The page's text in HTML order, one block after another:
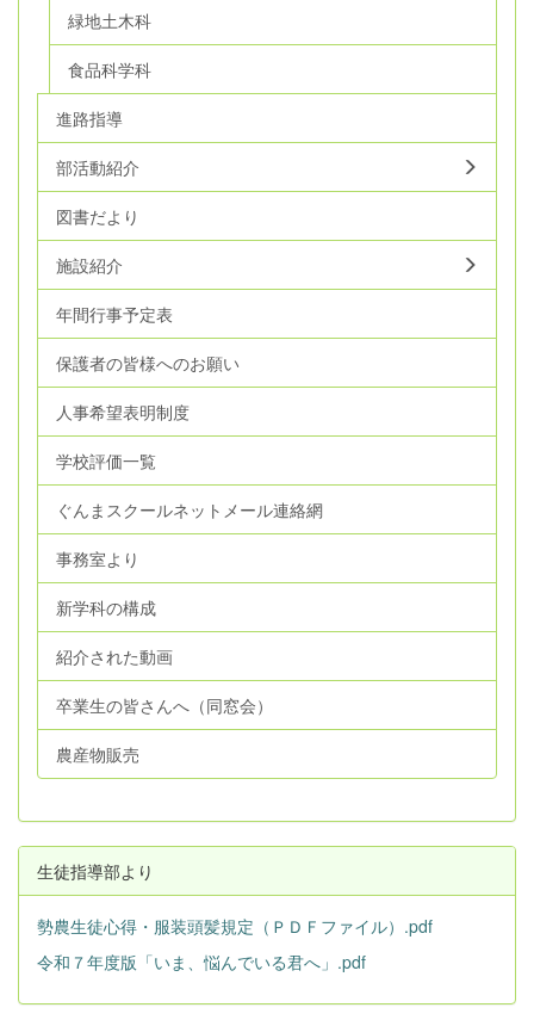
緑地土木科
食品科学科
進路指導
部活動紹介
図書だより
施設紹介
年間行事予定表
保護者の皆様へのお願い
人事希望表明制度
学校評価一覧
ぐんまスクールネットメール連絡網
事務室より
新学科の構成
紹介された動画
卒業生の皆さんへ（同窓会）
農産物販売
生徒指導部より
勢農生徒心得・服装頭髪規定（ＰＤＦファイル）.pdf
令和７年度版「いま、悩んでいる君へ」.pdf